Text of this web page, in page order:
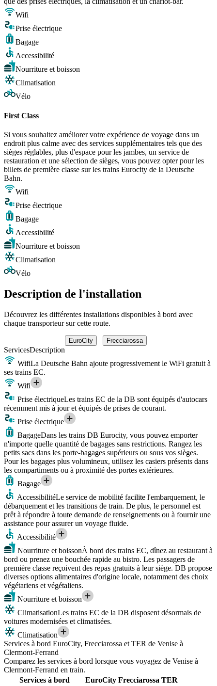
Wifi
Prise électrique
Bagage
Accessibilité
Nourriture et boisson
Climatisation
Vélo
First Class
Si vous souhaitez améliorer votre expérience de voyage dans un
endroit plus calme avec des services supplémentaires tels que des
sièges réglables, plus d'espace pour les jambes, un service de
restauration et une sélection de sièges, vous pouvez opter pour les
billets de première classe sur les trains Eurocity de la Deutsche
Bahn.
Wifi
Prise électrique
Bagage
Accessibilité
Nourriture et boisson
Climatisation
Vélo
Description de l'installation
Découvrez les différentes installations disponibles à bord avec
chaque transporteur sur cette route.
EuroCity Frecciarossa
ServicesDescription
WifiLa Deutsche Bahn ajoute progressivement le WiFi gratuit à
ses trains EC.
Wifi
Prise électriqueLes trains EC de la DB sont équipés d'autocars
récemment mis à jour et équipés de prises de courant.
Prise électrique
BagageDans les trains DB Eurocity, vous pouvez emporter
n'importe quelle quantité de bagages sans restrictions. Rangez les
petits sacs dans les porte-bagages supérieurs ou sous vos sièges.
Pour les bagages plus volumineux, utilisez les casiers présents dans
les compartiments ou à proximité des portes extérieures.
Bagage
AccessibilitéLe service de mobilité facilite l'embarquement, le
débarquement et les transitions de train. De plus, le personnel est
prêt à répondre à toute demande de renseignements ou à fournir une
assistance pour assurer un voyage fluide.
Accessibilité
Nourriture et boissonÀ bord des trains EC, dînez au restaurant à
bord ou prenez une bouchée rapide au bistro. Les passagers de
première classe reçoivent des repas gratuits à leur siège. DB propose
diverses options alimentaires d'origine locale, notamment des choix
végétariens et végétaliens.
Nourriture et boisson
ClimatisationLes trains EC de la DB disposent désormais de
voitures modernisées et climatisées.
Climatisation
Services à bord EuroCity, Frecciarossa et TER de Venise à
Clermont-Ferrand
Comparez les services à bord lorsque vous voyagez de Venise à
Clermont-Ferrand en train.
Services à bord
EuroCity Frecciarossa TER